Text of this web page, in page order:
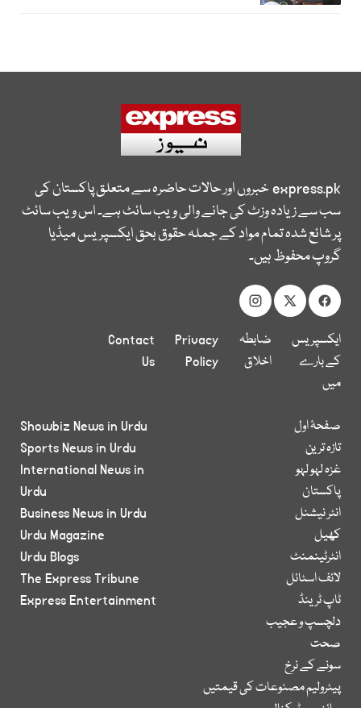
express.pkخبروں اور حالات حاضرہ سے متعلق پاکستان کی
سب سے زیادہ وزٹ کی جانے والی ویب سائٹ ہے۔ اس ویب سائٹ
پر شائع شدہ تمام مواد کے جملہ حقوق بحق ایکسپریس میڈیا
گروپ محفوظ ہیں۔
ایکسپریس
کے بارے
میں
ضابطہ
اخلاق
Privacy
Policy
Contact
Us
صفحۂ اول
تازہ ترین
غزہ لہو لہو
پاکستان
انٹر نیشنل
کھیل
انٹرٹینمنٹ
لائف اسٹائل
ٹاپ ٹرینڈ
دلچسپ و عجیب
صحت
سونے کے نرخ
پیٹرولیم مصنوعات کی قیمتیں
Showbiz News in Urdu
Sports News in Urdu
International News in
Urdu
Business News in Urdu
Urdu Magazine
Urdu Blogs
The Express Tribune
Express Entertainment